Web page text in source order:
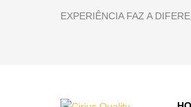
EXPERIÊNCIA FAZ A